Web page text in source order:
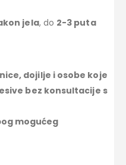
jela, do 2-3 puta
dojilje i osobe koje
bez konsultacije s
mogućeg